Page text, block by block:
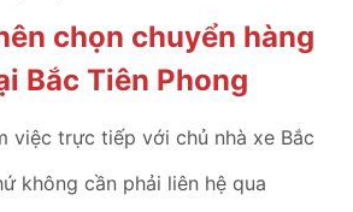
chọn chuyển hàng
Bắc Tiên Phong
việc trực tiếp với chủ nhà xe Bắc
không cần phải liên hệ qua